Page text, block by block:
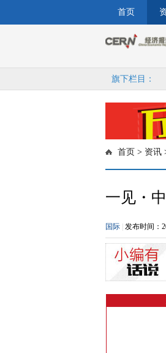
首页
旗下栏目：
首页 > 资讯
一见・
国际 发布时间：